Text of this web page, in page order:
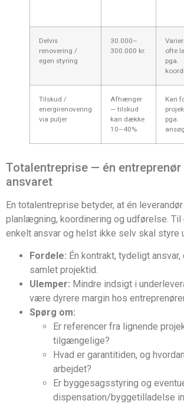
Delvis
renovering /
egen styring
30.000–
300.000 kr.
ofte
pga.
Tilskud /
energirenovering
via puljer
Afhænger
— tilskud
kan dække
10–40%
Kan
pga.
Totalentreprise — én
ansvaret
En totalentreprise betyder, at én
planlægning, koordinering og udførelse. Til
enkelt ansvar og helst ikke selv skal styre
Fordele: Én kontrakt, tydeligt
samlet projektid.
Ulemper: Mindre indsigt i
være dyrere margin hos
Spørg om:
Er referencer fra lignende
tilgængelige?
Hvad er garantitiden, og
arbejdet?
Er byggesagsstyring og
dispensation/byggetilladelse